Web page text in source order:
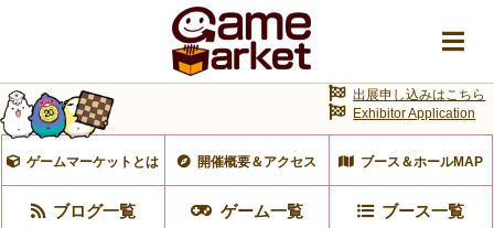
ゲームマーケットとは 開催概要＆アクセス ブース＆ホールMAP
ブログ一覧 ゲーム一覧 ブース一覧
出展申し込みはこちら
Exhibitor Application